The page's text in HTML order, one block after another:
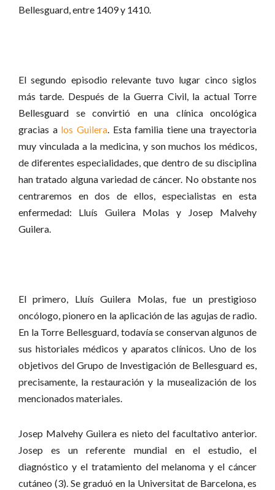
Bellesguard, entre 1409 y 1410.
El segundo episodio relevante tuvo lugar cinco siglos
más tarde. Después de la Guerra Civil, la actual Torre
Bellesguard se convirtió en una clínica oncológica
gracias a los Guilera. Esta familia tiene una trayectoria
muy vinculada a la medicina, y son muchos los médicos,
de diferentes especialidades, que dentro de su disciplina
han tratado alguna variedad de cáncer. No obstante nos
centraremos en dos de ellos, especialistas en esta
enfermedad: Lluís Guilera Molas y Josep Malvehy
Guilera.
El primero, Lluís Guilera Molas, fue un prestigioso
oncólogo, pionero en la aplicación de las agujas de radio.
En la Torre Bellesguard, todavía se conservan algunos de
sus historiales médicos y aparatos clínicos. Uno de los
objetivos del Grupo de Investigación de Bellesguard es,
precisamente, la restauración y la musealización de los
mencionados materiales.
Josep Malvehy Guilera es nieto del facultativo anterior.
Josep es un referente mundial en el estudio, el
diagnóstico y el tratamiento del melanoma y el cáncer
cutáneo (3). Se graduó en la Universitat de Barcelona, es